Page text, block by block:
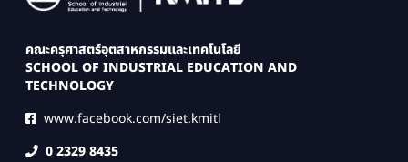
คณะครุศาสตร์อุตสาหกรรมและเทคโนโลยี
SCHOOL OF INDUSTRIAL EDUCATION AND
TECHNOLOGY
www.facebook.com/siet.kmitl
0 2329 8435